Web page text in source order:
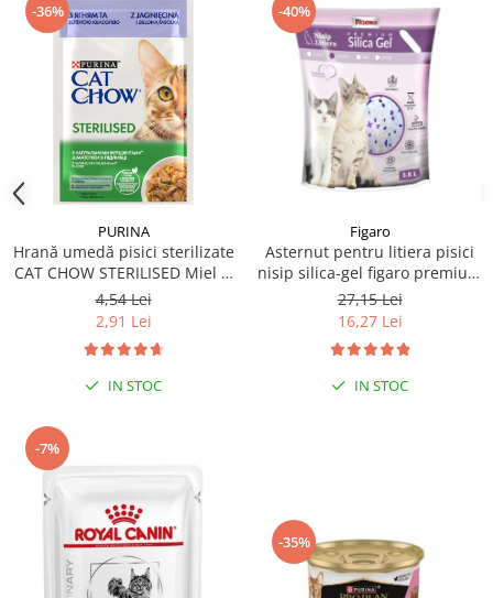
-36%
PURINA
Hrană umedă pisici sterilizate
CAT CHOW STERILISED Miel și
Fasole verde 1 x 85g
4,54 Lei
2,91 Lei
IN STOC
-40%
Figaro
Asternut pentru litiera pisici
nisip silica-gel figaro premium
3.8l- Lavanda
27,15 Lei
16,27 Lei
IN STOC
-7%
-35%